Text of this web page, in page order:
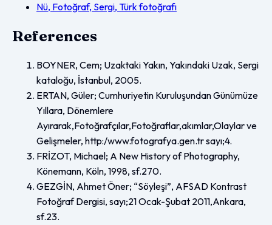
Nü, Fotoğraf, Sergi, Türk fotoğrafı
References
BOYNER, Cem; Uzaktaki Yakın, Yakındaki Uzak, Sergi
kataloğu, İstanbul, 2005.
ERTAN, Güler; Cumhuriyetin Kuruluşundan Günümüze
Yıllara, Dönemlere
Ayırarak,Fotoğrafçılar,Fotoğraflar,akımlar,Olaylar ve
Gelişmeler, http:/www.fotografya.gen.tr sayı;4.
FRİZOT, Michael; A New History of Photography,
Könemann, Köln, 1998, sf.270.
GEZGİN, Ahmet Öner; “Söyleşi”, AFSAD Kontrast
Fotoğraf Dergisi, sayı;21 Ocak-Şubat 2011,Ankara,
sf.23.